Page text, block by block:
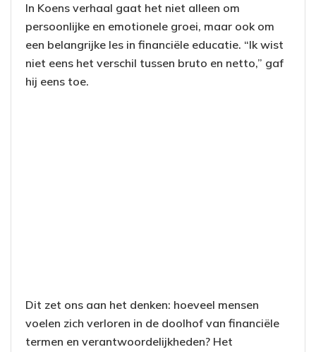
In Koens verhaal gaat het niet alleen om
persoonlijke en emotionele groei, maar ook om
een belangrijke les in financiële educatie. “Ik wist
niet eens het verschil tussen bruto en netto,” gaf
hij eens toe.
Dit zet ons aan het denken: hoeveel mensen
voelen zich verloren in de doolhof van financiële
termen en verantwoordelijkheden? Het